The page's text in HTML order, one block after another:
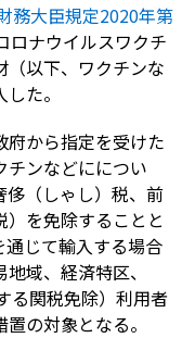
務大臣規定2020年第
ロナウイルスワクチ
（以下、ワクチンな
た。
府から指定を受けた
チンなどにについ
侈（しゃし）税、前
を免除することと
じて輸入する場合
域、経済特区、
る関税免除）利用者
の対象となる。